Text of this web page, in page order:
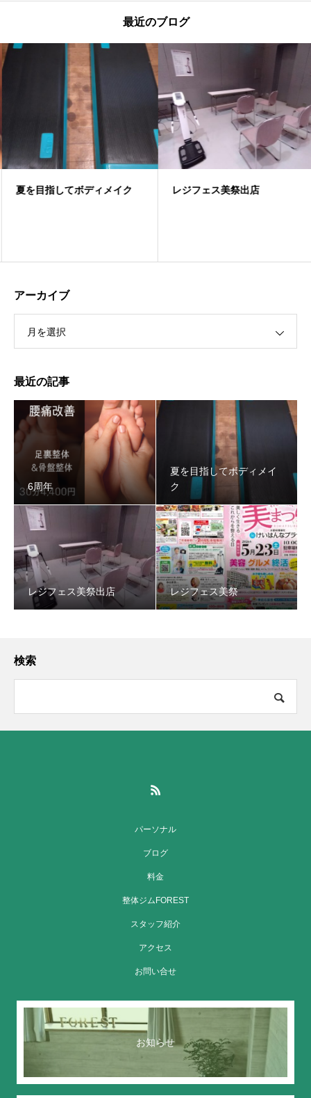
最近のブログ
夏を目指してボディメイク レジフェス美祭出店
アーカイブ
月を選択
最近の記事
6周年
夏を目指してボディメイ
ク
レジフェス美祭出店 レジフェス美祭
検索
パーソナル
ブログ
料金
整体ジムFOREST
スタッフ紹介
アクセス
お問い合せ
お知らせ